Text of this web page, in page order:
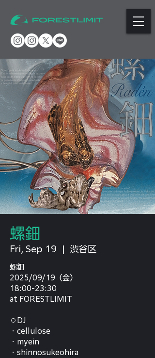
螺鈿
Fri, Sep 19 渋谷区
螺鈿
2025/09/19（金）
18:00-23:30
at FORESTLIMIT
⚪︎DJ
・cellulose
・myein
・shinnosukeohira